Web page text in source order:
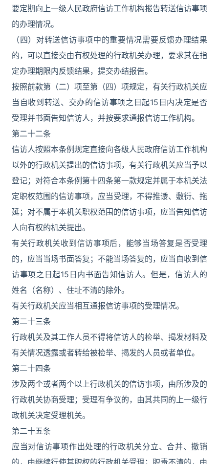
要定期向上一级人民政府信访工作机构报告转送信访事项
的办理情况。
（四）对转送信访事项中的重要情况需要反馈办理结果
的，可以直接交由有权处理的行政机关办理，要求其在指
定办理期限内反馈结果，提交办结报告。
按照前款第（二）项至第（四）项规定，有关行政机关应
当自收到转送、交办的信访事项之日起15日内决定是否
受理并书面告知信访人，并按要求通报信访工作机构。
第二十二条
信访人按照本条例规定直接向各级人民政府信访工作机构
以外的行政机关提出的信访事项，有关行政机关应当予以
登记；对符合本条例第十四条第一款规定并属于本机关法
定职权范围的信访事项，应当受理，不得推诿、敷衍、拖
延；对不属于本机关职权范围的信访事项，应当告知信访
人向有权的机关提出。
有关行政机关收到信访事项后，能够当场答复是否受理
的，应当当场书面答复；不能当场答复的，应当自收到信
访事项之日起15日内书面告知信访人。但是，信访人的
姓名（名称）、住址不清的除外。
有关行政机关应当相互通报信访事项的受理情况。
第二十三条
行政机关及其工作人员不得将信访人的检举、揭发材料及
有关情况透露或者转给被检举、揭发的人员或者单位。
第二十四条
涉及两个或者两个以上行政机关的信访事项，由所涉及的
行政机关协商受理；受理有争议的，由其共同的上一级行
政机关决定受理机关。
第二十五条
应当对信访事项作出处理的行政机关分立、合并、撤销
的，由继续行使其职权的行政机关受理；职责不清的，由